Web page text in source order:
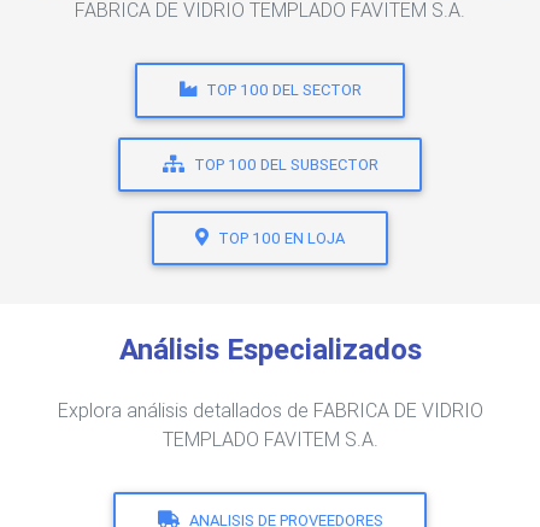
FABRICA DE VIDRIO TEMPLADO FAVITEM S.A.
TOP 100 DEL SECTOR
TOP 100 DEL SUBSECTOR
TOP 100 EN LOJA
Análisis Especializados
Explora análisis detallados de FABRICA DE VIDRIO
TEMPLADO FAVITEM S.A.
ANALISIS DE PROVEEDORES